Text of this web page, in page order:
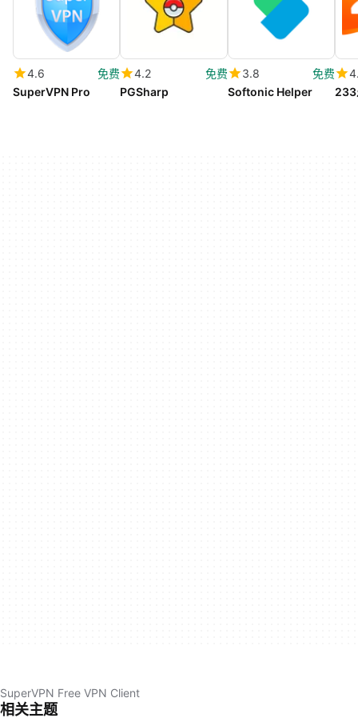
4.6
免费
SuperVPN Pro
4.2
免费
PGSharp
3.8
免费
Softonic Helper
233
SuperVPN Free VPN Client
相关主题